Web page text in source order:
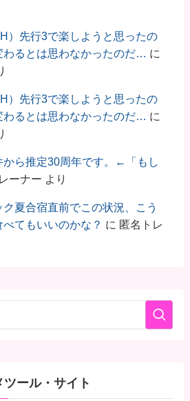
）先行3で楽しようと思ったの
わるとは思わなかったのだ… に
）先行3で楽しようと思ったの
わるとは思わなかったのだ… に
から推定30周年です。←「もし
ーナー より
ク夏合宿直前でこの状況、こう
てもいいのかな？ に 匿名トレ
ール・サイト